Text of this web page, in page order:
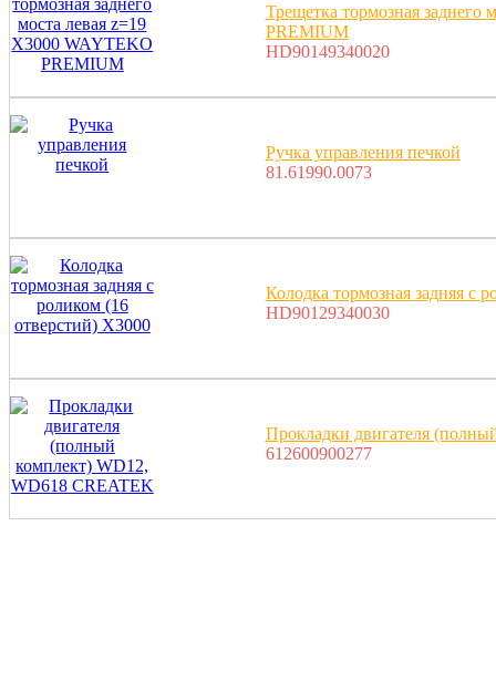
Трещетка тормозная
PREMIUM
HD90149340020
Ручка управления печкой
81.61990.0073
Колодка тормозная задняя с
HD90129340030
Прокладки двигателя
612600900277